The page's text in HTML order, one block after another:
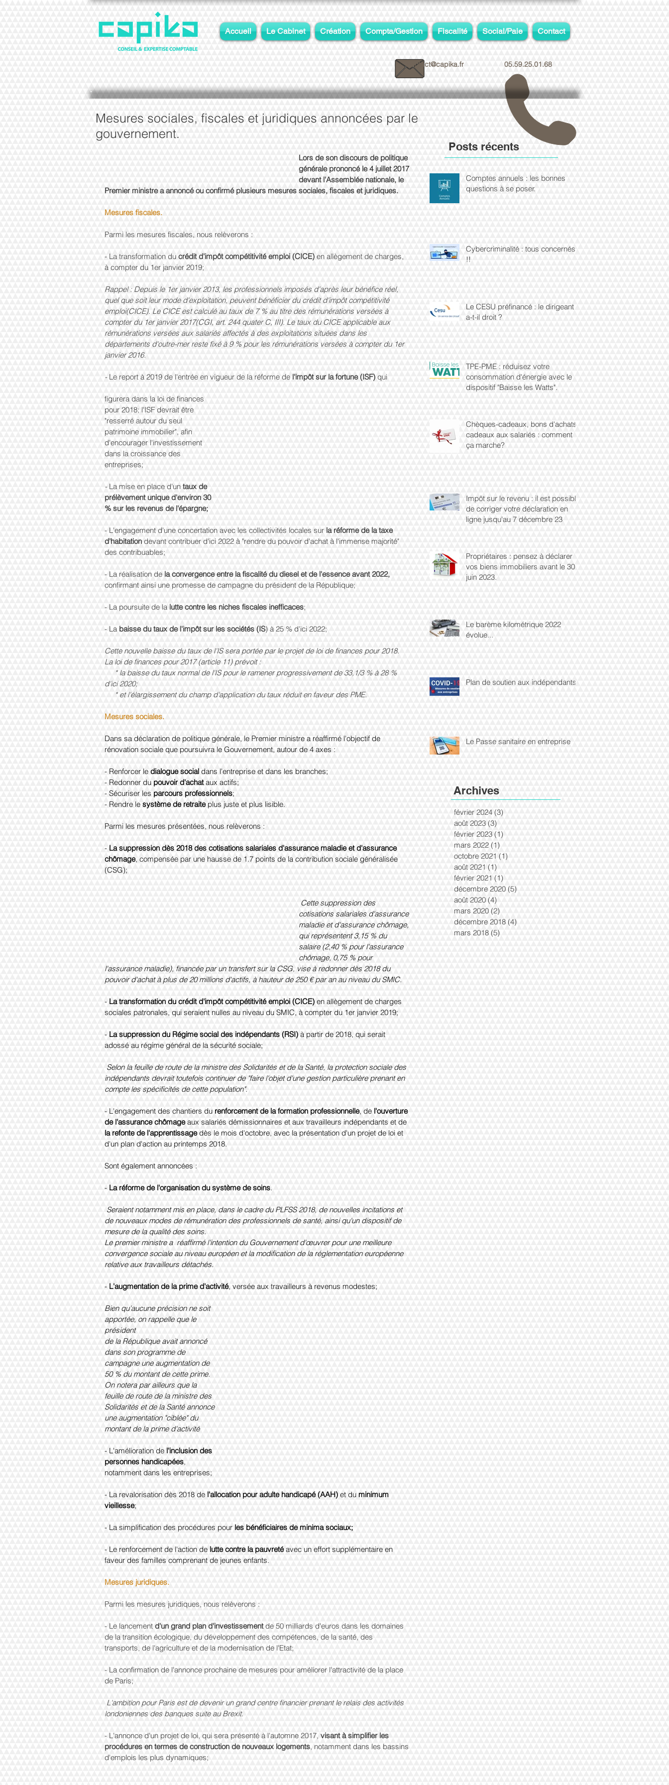
Accueil Le Cabinet Création Compta/Gestion Fiscalité Social/Paie Contact
contact@capika.fr 05.59.25.01.68
Mesures sociales, fiscales et juridiques annoncées par le
gouvernement.
Lors de son discours de politique
générale prononcé le 4 juillet 2017
devant l'Assemblée nationale, le
Premier ministre a annoncé ou confirmé plusieurs mesures sociales, fiscales et juridiques.
Mesures fiscales.
Parmi les mesures fiscales, nous relèverons :
- La transformation du crédit d'impôt compétitivité emploi (CICE) en allègement de charges,
à compter du 1er janvier 2019;
Rappel : Depuis le 1er janvier 2013, les professionnels imposés d'après leur bénéfice réel,
quel que soit leur mode d'exploitation, peuvent bénéficier du crédit d'impôt compétitivité
emploi(CICE). Le CICE est calculé au taux de 7 % au titre des rémunérations versées à
compter du 1er janvier 2017(CGI, art. 244 quater C, III). Le taux du CICE applicable aux
rémunérations versées aux salariés affectés à des exploitations situées dans les
départements d'outre-mer reste fixé à 9 % pour les rémunérations versées à compter du 1er
janvier 2016.
- Le report à 2019 de l'entrée en vigueur de la réforme de l'impôt sur la fortune (ISF) qui
figurera dans la loi de finances
pour 2018; l'ISF devrait être
"resserré autour du seul
patrimoine immobilier", afin
d'encourager l'investissement
dans la croissance des
entreprises;
- La mise en place d'un taux de
prélèvement unique d'environ 30
% sur les revenus de l'épargne;
- L'engagement d'une concertation avec les collectivités locales sur la réforme de la taxe
d'habitation devant contribuer d'ici 2022 à "rendre du pouvoir d'achat à l'immense majorité"
des contribuables;
- La réalisation de la convergence entre la fiscalité du diesel et de l'essence avant 2022,
confirmant ainsi une promesse de campagne du président de la République;
- La poursuite de la lutte contre les niches fiscales inefficaces;
- La baisse du taux de l'impôt sur les sociétés (IS) à 25 % d'ici 2022;
Cette nouvelle baisse du taux de l'IS sera portée par le projet de loi de finances pour 2018.
La loi de finances pour 2017 (article 11) prévoit :
d'ici 2020;
     * et l'élargissement du champ d'application du taux réduit en faveur des PME.
Mesures sociales.
Dans sa déclaration de politique générale, le Premier ministre a réaffirmé l'objectif de
rénovation sociale que poursuivra le Gouvernement, autour de 4 axes :
- Renforcer le dialogue social dans l'entreprise et dans les branches;
- Redonner du pouvoir d'achat aux actifs;
- Sécuriser les parcours professionnels;
- Rendre le système de retraite plus juste et plus lisible.
Parmi les mesures présentées, nous relèverons :
- La suppression dès 2018 des cotisations salariales d'assurance maladie et d'assurance
chômage, compensée par une hausse de 1.7 points de la contribution sociale généralisée
(CSG);
Cette suppression des
cotisations salariales d'assurance
maladie et d'assurance chômage,
qui représentent 3,15 % du
salaire (2,40 % pour l'assurance
chômage, 0,75 % pour
l'assurance maladie), financée par un transfert sur la CSG, vise à redonner dès 2018 du
pouvoir d'achat à plus de 20 millions d'actifs, à hauteur de 250 € par an au niveau du SMIC.
- La transformation du crédit d'impôt compétitivité emploi (CICE) en allègement de charges
sociales patronales, qui seraient nulles au niveau du SMIC, à compter du 1er janvier 2019;
- La suppression du Régime social des indépendants (RSI) à partir de 2018, qui serait
adossé au régime général de la sécurité sociale;
Selon la feuille de route de la ministre des Solidarités et de la Santé, la protection sociale des
indépendants devrait toutefois continuer de "faire l'objet d'une gestion particulière prenant en
compte les spécificités de cette population".
- L'engagement des chantiers du renforcement de la formation professionnelle, de l'ouverture
de l'assurance chômage aux salariés démissionnaires et aux travailleurs indépendants et de
la refonte de l'apprentissage dès le mois d'octobre, avec la présentation d'un projet de loi et
d'un plan d'action au printemps 2018.
Sont également annoncées :
- La réforme de l'organisation du système de soins.
Seraient notamment mis en place, dans le cadre du PLFSS 2018, de nouvelles incitations et
de nouveaux modes de rémunération des professionnels de santé, ainsi qu'un dispositif de
mesure de la qualité des soins.
Le premier ministre a  réaffirmé l'intention du Gouvernement d'œuvrer pour une meilleure
convergence sociale au niveau européen et la modification de la réglementation européenne
relative aux travailleurs détachés.
- L'augmentation de la prime d'activité, versée aux travailleurs à revenus modestes;
Bien qu'aucune précision ne soit
apportée, on rappelle que le
président
de la République avait annoncé
dans son programme de
campagne une augmentation de
50 % du montant de cette prime.
On notera par ailleurs que la
feuille de route de la ministre des
Solidarités et de la Santé annonce
une augmentation "ciblée" du
montant de la prime d'activité
- L'amélioration de l'inclusion des
personnes handicapées,
notamment dans les entreprises;
- La revalorisation dès 2018 de l'allocation pour adulte handicapé (AAH) et du minimum
vieillesse;
- La simplification des procédures pour les bénéficiaires de minima sociaux;
- Le renforcement de l'action de lutte contre la pauvreté avec un effort supplémentaire en
faveur des familles comprenant de jeunes enfants.
Mesures juridiques.
Parmi les mesures juridiques, nous relèverons :
- Le lancement d'un grand plan d'investissement de 50 milliards d'euros dans les domaines
de la transition écologique, du développement des compétences, de la santé, des
transports, de l'agriculture et de la modernisation de l'Etat;
- La confirmation de l'annonce prochaine de mesures pour améliorer l'attractivité de la place
de Paris;
L'ambition pour Paris est de devenir un grand centre financier prenant le relais des activités
londoniennes des banques suite au Brexit.
- L'annonce d'un projet de loi, qui sera présenté à l'automne 2017, visant à simplifier les
procédures en termes de construction de nouveaux logements, notamment dans les bassins
d'emplois les plus dynamiques;
Posts récents
Comptes annuels : les bonnes
questions à se poser.
Cybercriminalité : tous concernés
!!
Le CESU préfinancé : le dirigeant
a-t-il droit ?
TPE-PME : réduisez votre
consommation d'énergie avec le
dispositif "Baisse les Watts".
Chèques-cadeaux, bons d'achats,
cadeaux aux salariés : comment
ça marche?
Impôt sur le revenu : il est possible
de corriger votre déclaration en
ligne jusqu'au 7 décembre 23
Propriétaires : pensez à déclarer
vos biens immobiliers avant le 30
juin 2023.
Le barème kilométrique 2022
évolue...
Plan de soutien aux indépendants
Le Passe sanitaire en entreprise
Archives
février 2024 (3)
août 2023 (3)
février 2023 (1)
mars 2022 (1)
octobre 2021 (1)
août 2021 (1)
février 2021 (1)
décembre 2020 (5)
août 2020 (4)
mars 2020 (2)
décembre 2018 (4)
mars 2018 (5)